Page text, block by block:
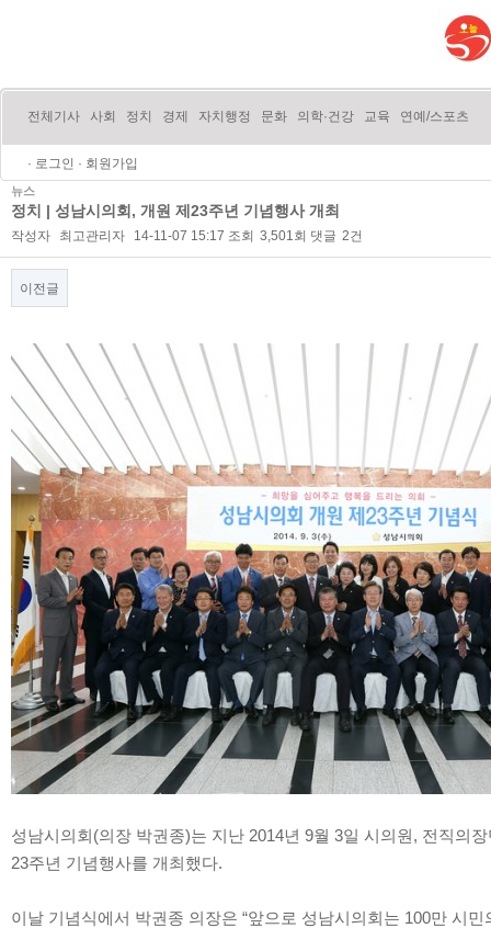
전체기사 사회 정치 경제 자치행정 문화 의학·건강 교육 연예/스포츠
· 로그인 · 회원가입
뉴스
정치 | 성남시의회, 개원 제23주년 기념행사 개최
작성자 최고관리자 14-11-07 15:17 조회 3,501회 댓글 2건
이전글
본문
성남시의회(의장 박권종)는 지난 2014년 9월 3일 시의원, 전직의
23주년 기념행사를 개최했다.
이날 기념식에서 박권종 의장은 “앞으로 성남시의회는 100만 시